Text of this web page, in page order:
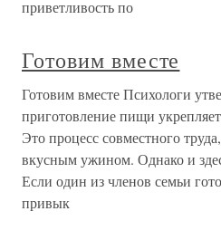
приветливость по
Готовим вместе
Готовим вместе Психологи
приготовление пищи
Это процесс совместного
вкусным ужином. Однако и
Если один из членов семьи
привык